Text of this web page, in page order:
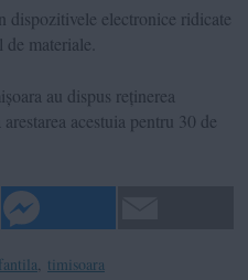
dispozitivele electronice ridicate
materiale.
au dispus reținerea
acestuia pentru 30 de
timisoara